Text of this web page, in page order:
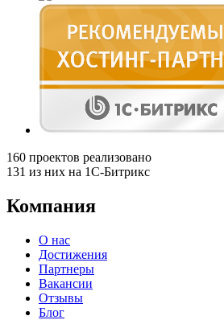
160 проектов реализовано
131 из них на 1С-Битрикс
Компания
О нас
Достижения
Партнеры
Вакансии
Отзывы
Блог